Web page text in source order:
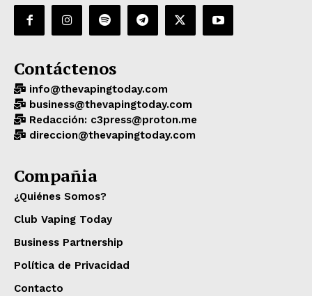
Contáctenos
info@thevapingtoday.com
business@thevapingtoday.com
Redacción: c3press@proton.me
direccion@thevapingtoday.com
Compañia
¿Quiénes Somos?
Club Vaping Today
Business Partnership
Política de Privacidad
Contacto